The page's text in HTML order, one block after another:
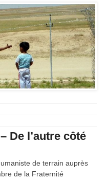
De l’autre côté
de terrain auprès
de la Fraternité